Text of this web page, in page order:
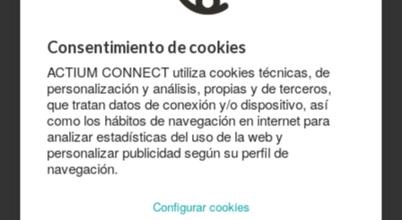
He leído y acepto la Política de
This site is protected by
reCAPTCHA and the Google
Privacy PolicyandTerms of
Serviceapply.
Consentimiento de cookies
ACTIUM CONNECT utiliza cookies técnicas, de
personalización y análisis, propias y de terceros,
que tratan datos de conexión y/o dispositivo, así
como los hábitos de navegación en internet para
analizar estadísticas del uso de la web y
personalizar publicidad según su perfil de
navegación.
Configurar cookies